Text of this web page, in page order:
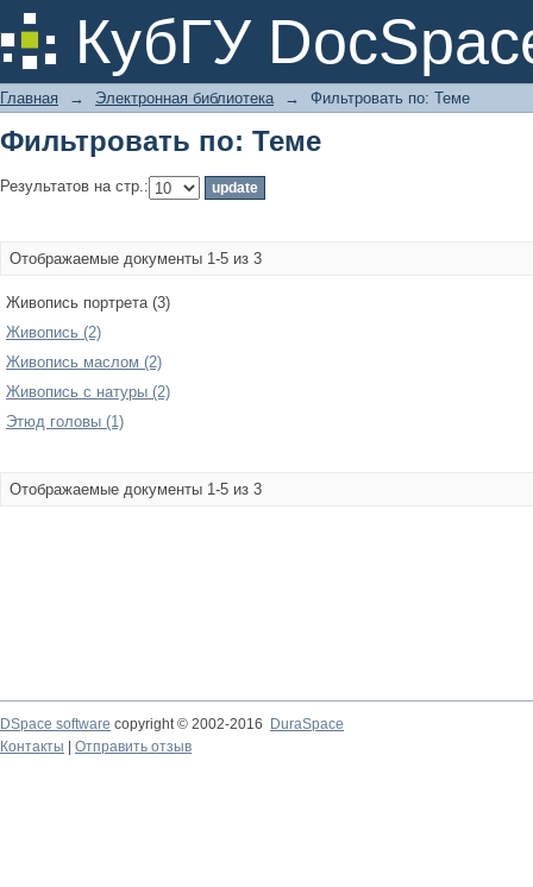
КубГУ
Фильтровать по: Теме
Главная → Электронная библиотека → Фильтровать по: Теме
Фильтровать по: Теме
Результатов на стр.:
Отображаемые документы 1-5 из 3
Живопись портрета (3)
Живопись (2)
Живопись маслом (2)
Живопись с натуры (2)
Этюд головы (1)
Отображаемые документы 1-5 из 3
DSpace software copyright © 2002-2016
DuraSpace
Контакты
Отправить отзыв